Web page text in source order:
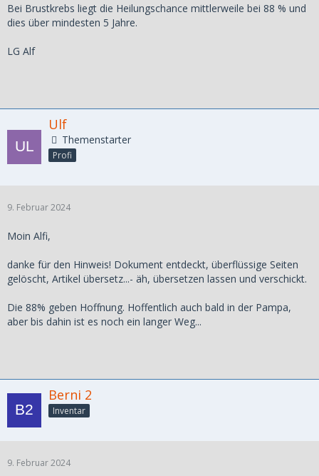
Bei Brustkrebs liegt die Heilungschance mittlerweile bei 88 % und
dies über mindesten 5 Jahre.
LG Alf
Ulf
Themenstarter
Profi
9. Februar 2024
Moin Alfi,
danke für den Hinweis! Dokument entdeckt, überflüssige Seiten
gelöscht, Artikel übersetz...- äh, übersetzen lassen und verschickt.
Die 88% geben Hoffnung. Hoffentlich auch bald in der Pampa,
aber bis dahin ist es noch ein langer Weg...
Berni 2
Inventar
9. Februar 2024